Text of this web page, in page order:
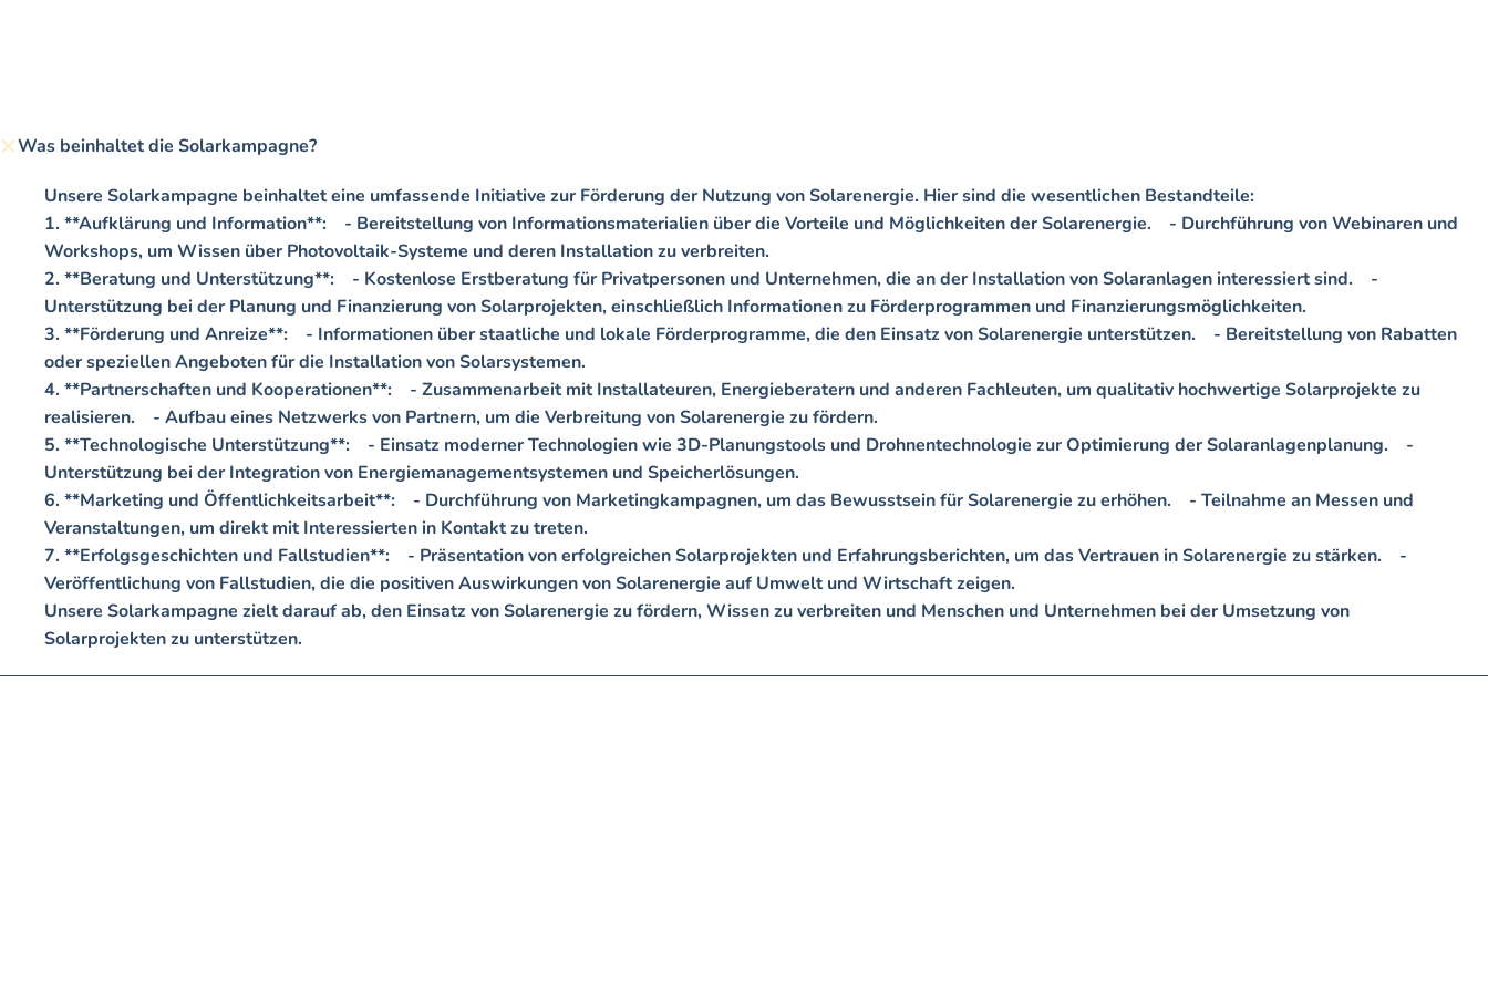
Was beinhaltet die Solarkampagne?
Unsere Solarkampagne beinhaltet eine umfassende Initiative zur Förderung der Nutzung von Solarenergie. Hier sind die wesentlichen Bestandteile:
1. **Aufklärung und Information**:    - Bereitstellung von Informationsmaterialien über die Vorteile und Möglichkeiten der Solarenergie.    - Durchführung von Webinaren und
Workshops, um Wissen über Photovoltaik-Systeme und deren Installation zu verbreiten.
2. **Beratung und Unterstützung**:    - Kostenlose Erstberatung für Privatpersonen und Unternehmen, die an der Installation von Solaranlagen interessiert sind.    -
Unterstützung bei der Planung und Finanzierung von Solarprojekten, einschließlich Informationen zu Förderprogrammen und Finanzierungsmöglichkeiten.
3. **Förderung und Anreize**:    - Informationen über staatliche und lokale Förderprogramme, die den Einsatz von Solarenergie unterstützen.    - Bereitstellung von Rabatten
oder speziellen Angeboten für die Installation von Solarsystemen.
4. **Partnerschaften und Kooperationen**:    - Zusammenarbeit mit Installateuren, Energieberatern und anderen Fachleuten, um qualitativ hochwertige Solarprojekte zu
realisieren.    - Aufbau eines Netzwerks von Partnern, um die Verbreitung von Solarenergie zu fördern.
5. **Technologische Unterstützung**:    - Einsatz moderner Technologien wie 3D-Planungstools und Drohnentechnologie zur Optimierung der Solaranlagenplanung.    -
Unterstützung bei der Integration von Energiemanagementsystemen und Speicherlösungen.
6. **Marketing und Öffentlichkeitsarbeit**:    - Durchführung von Marketingkampagnen, um das Bewusstsein für Solarenergie zu erhöhen.    - Teilnahme an Messen und
Veranstaltungen, um direkt mit Interessierten in Kontakt zu treten.
7. **Erfolgsgeschichten und Fallstudien**:    - Präsentation von erfolgreichen Solarprojekten und Erfahrungsberichten, um das Vertrauen in Solarenergie zu stärken.    -
Veröffentlichung von Fallstudien, die die positiven Auswirkungen von Solarenergie auf Umwelt und Wirtschaft zeigen.
Unsere Solarkampagne zielt darauf ab, den Einsatz von Solarenergie zu fördern, Wissen zu verbreiten und Menschen und Unternehmen bei der Umsetzung von
Solarprojekten zu unterstützen.